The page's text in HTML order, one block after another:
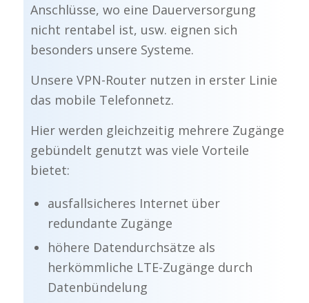
Anschlüsse, wo eine Dauerversorgung
nicht rentabel ist, usw. eignen sich
besonders unsere Systeme.
Unsere VPN-Router nutzen in erster Linie
das mobile Telefonnetz.
Hier werden gleichzeitig mehrere Zugänge
gebündelt genutzt was viele Vorteile
bietet:
ausfallsicheres Internet über
redundante Zugänge
höhere Datendurchsätze als
herkömmliche LTE-Zugänge durch
Datenbündelung